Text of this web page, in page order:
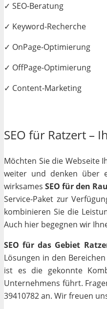
✓ SEO-Beratung
✓ Keyword-Recherche
✓ OnPage-Optimierung
✓ OffPage-Optimierung
✓ Content-Marketing
SEO für Ratzert –
Möchten Sie die Webseite
weiter und denken über
wirksamesSEO für den
Service-Paket zur
kombinieren Sie die
Auch hier begegnen wir
SEO für das Gebiet
Lösungen in den
ist es die gekonnte
Unternehmens führt.
39410782 an. Wir freuen